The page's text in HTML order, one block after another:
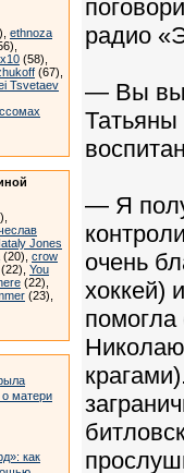
ethnoza
(58),
(67),
Tsvetaev
Jones
(20), crow
(22), You
(22),
(23),
матери
как
радио
— Вы
— Я
очень
хоккей)
Николаю